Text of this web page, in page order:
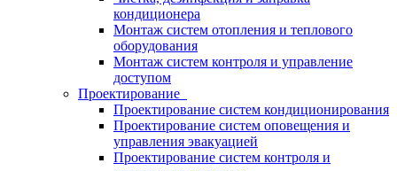
кондиционера
Монтаж систем отопления и теплового
оборудования
Монтаж систем контроля и управление
доступом
Проектирование
Проектирование систем кондиционирования
Проектирование систем оповещения и
управления эвакуацией
Проектирование систем контроля и